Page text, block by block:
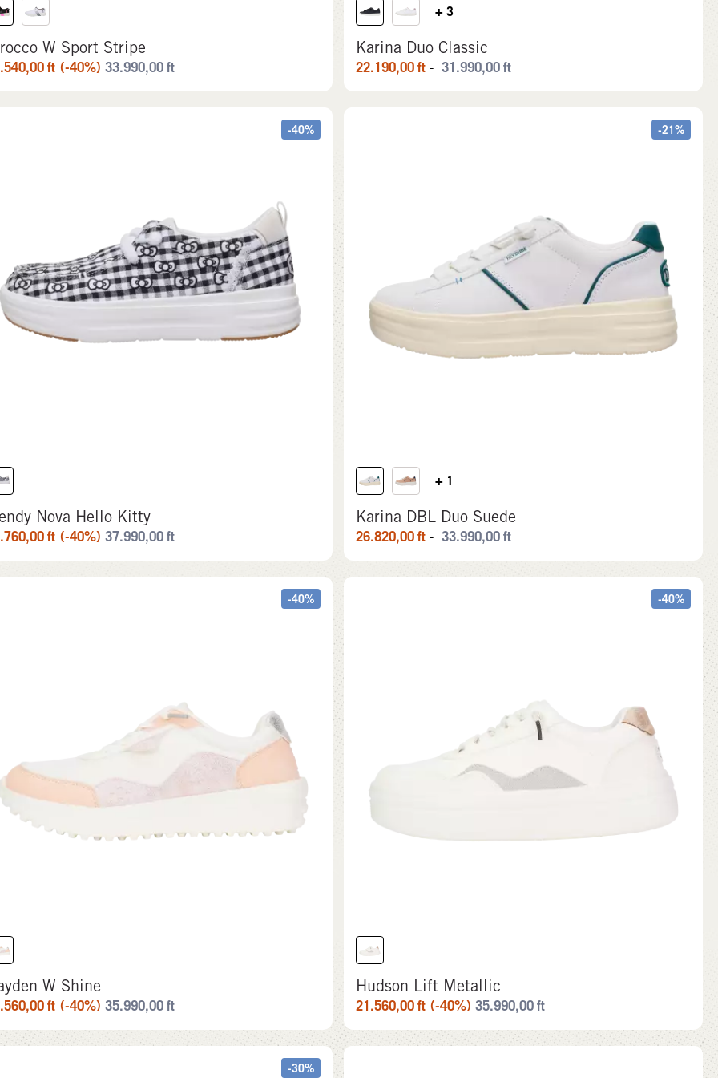
W Sport Stripe
ft (-40%) 33.990,00ft
+ 3
Karina Duo Classic
22.190,00ft - 31.990,00ft
-40%
Nova Hello Kitty
ft (-40%) 37.990,00ft
-21%
+ 1
Karina DBL Duo Suede
26.820,00ft - 33.990,00ft
-40%
W Shine
ft (-40%) 35.990,00ft
-40%
Hudson Lift Metallic
21.560,00ft (-40%) 35.990,00ft
-30%